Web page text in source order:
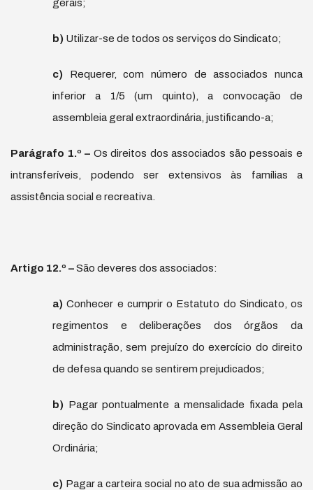
gerais;
b) Utilizar-se de todos os serviços do Sindicato;
c) Requerer, com número de associados nunca
inferior a 1/5 (um quinto), a convocação de
assembleia geral extraordinária, justificando-a;
Parágrafo 1.º – Os direitos dos associados são pessoais e
intransferíveis, podendo ser extensivos às famílias a
assistência social e recreativa.
Artigo 12.º –São deveres dos associados:
a) Conhecer e cumprir o Estatuto do Sindicato, os
regimentos e deliberações dos órgãos da
administração, sem prejuízo do exercício do direito
de defesa quando se sentirem prejudicados;
b) Pagar pontualmente a mensalidade fixada pela
direção do Sindicato aprovada em Assembleia Geral
Ordinária;
c) Pagar a carteira social no ato de sua admissão ao